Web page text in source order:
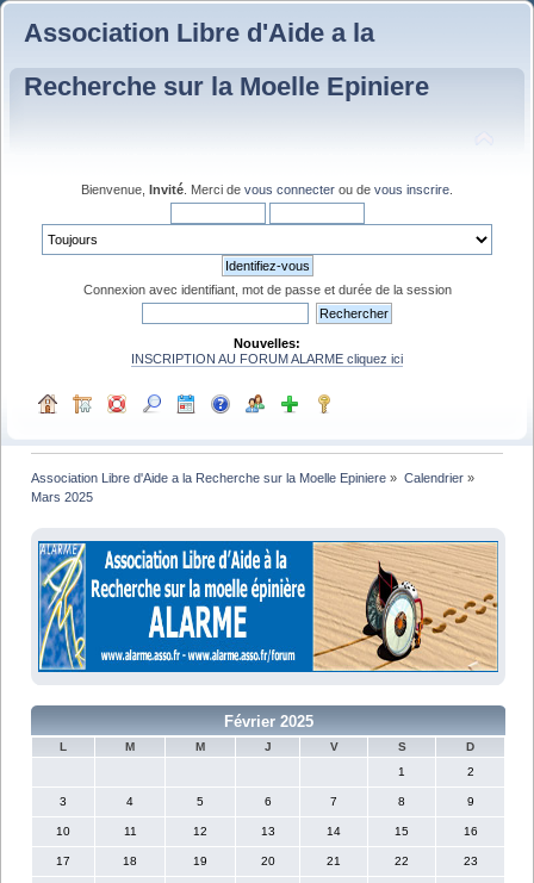
Association Libre d'Aide a la
Recherche sur la Moelle Epiniere
Bienvenue, Invité . Merci de vous connecter ou de vous inscrire
Connexion avec identifiant, mot de passe et durée de la session
Nouvelles:
INSCRIPTION AU FORUM ALARME cliquez ici
Association Libre d'Aide a la Recherche sur la Moelle Epiniere » Calendrier»
Mars 2025
Février 2025
L M M J V S
D
1
2
3 4 5 6 7 8 9
10 11 12 13 14 15 16
17 18 19 20 21 22 23